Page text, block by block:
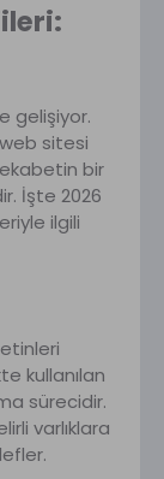
gelişiyor.
sitesi
bir
İşte 2026
ilgili
kullanılan
sürecidir.
varlıklara